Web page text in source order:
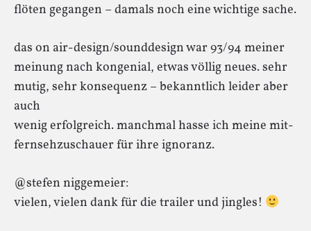
flöten gegangen – damals noch eine wichtige sache.
das on air-design/sounddesign war 93/94 meiner
meinung nach kongenial, etwas völlig neues. sehr
mutig, sehr konsequenz – bekanntlich leider aber
auch
wenig erfolgreich. manchmal hasse ich meine mit-
fernsehzuschauer für ihre ignoranz.
@stefen niggemeier:
vielen, vielen dank für die trailer und jingles!